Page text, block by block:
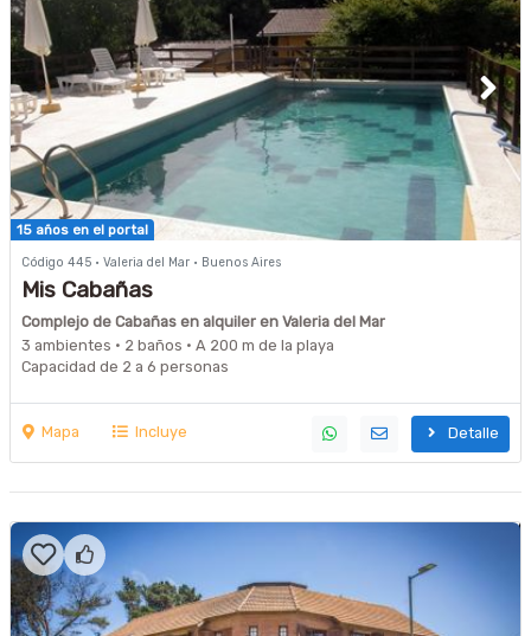
15 años en el portal
Código 445 · Valeria del Mar · Buenos Aires
Mis Cabañas
Complejo de Cabañas en alquiler en Valeria del Mar
3 ambientes · 2 baños · A 200 m de la playa
Capacidad de 2 a 6 personas
Mapa Incluye Detalle